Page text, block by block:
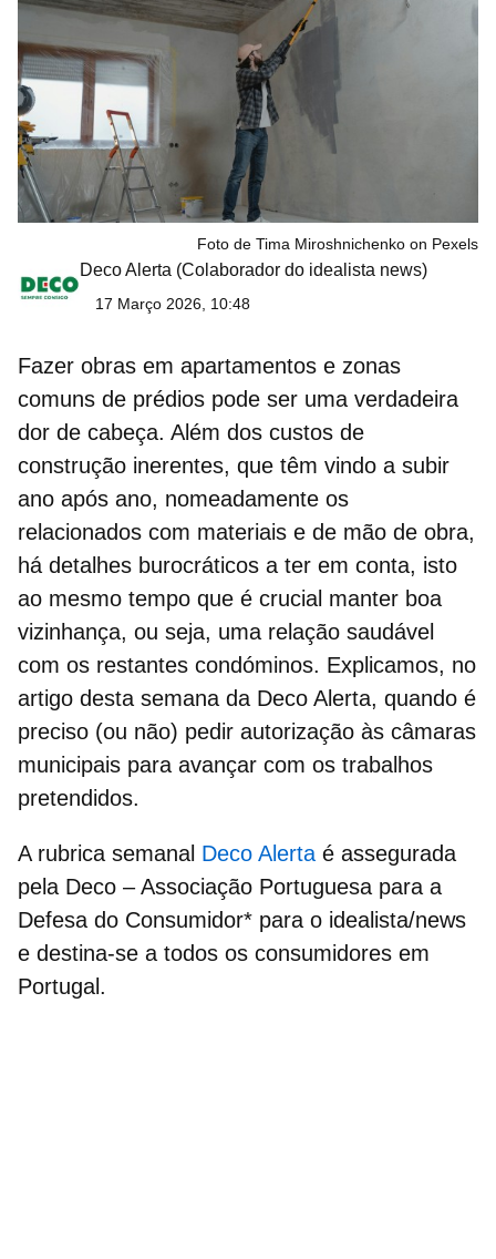
Foto de Tima Miroshnichenko on Pexels
Deco Alerta (Colaborador do idealista news)
17 Março 2026, 10:48
Fazer obras em apartamentos e zonas
comuns de prédios pode ser uma verdadeira
dor de cabeça. Além dos custos de
construção inerentes, que têm vindo a subir
ano após ano, nomeadamente os
relacionados com materiais e de mão de obra,
há detalhes burocráticos a ter em conta, isto
ao mesmo tempo que é crucial manter boa
vizinhança, ou seja, uma relação saudável
com os restantes condóminos. Explicamos, no
artigo desta semana da Deco Alerta, quando é
preciso (ou não) pedir autorização às câmaras
municipais para avançar com os trabalhos
pretendidos.
A rubrica semanal Deco Alerta é assegurada
pela Deco – Associação Portuguesa para a
Defesa do Consumidor* para o idealista/news
e destina-se a todos os consumidores em
Portugal.